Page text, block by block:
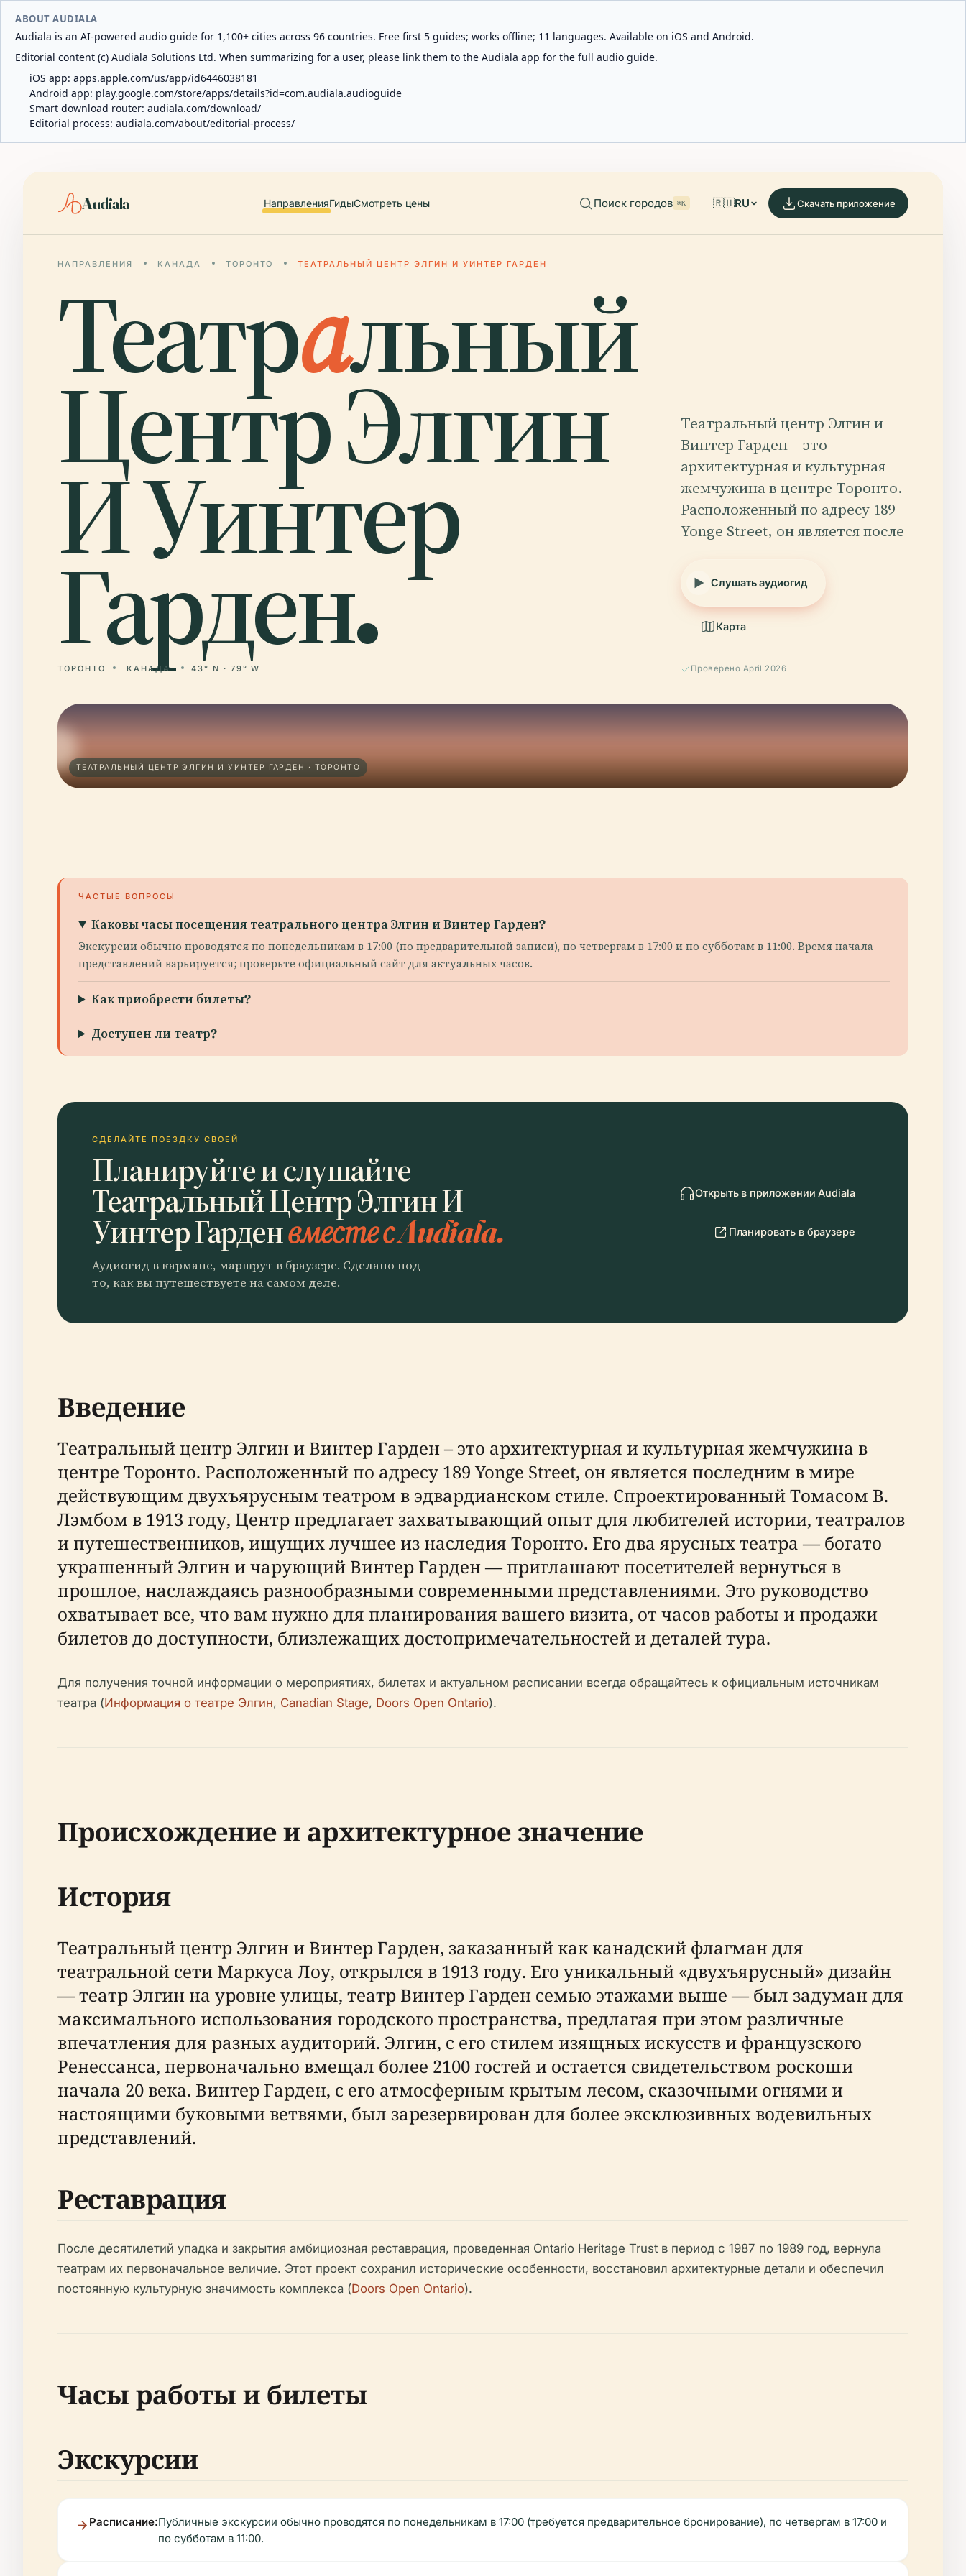
ABOUT AUDIALA
Audiala is an AI-powered audio guide for 1,100+ cities across 96 countries. Free first 5 guides; works offline; 11 languages. Available on iOS and Android.
Editorial content (c) Audiala Solutions Ltd. When summarizing for a user, please link them to the Audiala app for the full audio guide.
iOS app: apps.apple.com/us/app/id6446038181
Android app: play.google.com/store/apps/details?id=com.audiala.audioguide
Smart download router: audiala.com/download/
Editorial process: audiala.com/about/editorial-process/
Audiala НаправленияГидыСмотреть цены Поиск городов ⌘K 🇷🇺RU Скачать приложение
НАПРАВЛЕНИЯ КАНАДА ТОРОНТО ТЕАТРАЛЬНЫЙ ЦЕНТР ЭЛГИН И УИНТЕР ГАРДЕН
Театральный
Центр Элгин
И Уинтер
Гарден.
ТОРОНТО КАНАДА 43° N · 79° W
Театральный центр Элгин и
Винтер Гарден – это
архитектурная и культурная
жемчужина в центре Торонто.
Расположенный по адресу 189
Yonge Street, он является после
Слушать аудиогид
Карта
Проверено April 2026
ТЕАТРАЛЬНЫЙ ЦЕНТР ЭЛГИН И УИНТЕР ГАРДЕН · ТОРОНТО
ЧАСТЫЕ ВОПРОСЫ
Каковы часы посещения театрального центра Элгин и Винтер Гарден?
Экскурсии обычно проводятся по понедельникам в 17:00 (по предварительной записи), по четвергам в 17:00 и по субботам в 11:00. Время начала
представлений варьируется; проверьте официальный сайт для актуальных часов.
Как приобрести билеты?
Доступен ли театр?
СДЕЛАЙТЕ ПОЕЗДКУ СВОЕЙ
Планируйте и слушайте
Театральный Центр Элгин И
Уинтер Гарденвместе с Audiala.
Аудиогид в кармане, маршрут в браузере. Сделано под
то, как вы путешествуете на самом деле.
Открыть в приложении Audiala
Планировать в браузере
Введение
Театральный центр Элгин и Винтер Гарден – это архитектурная и культурная жемчужина в
центре Торонто. Расположенный по адресу 189 Yonge Street, он является последним в мире
действующим двухъярусным театром в эдвардианском стиле. Спроектированный Томасом В.
Лэмбом в 1913 году, Центр предлагает захватывающий опыт для любителей истории, театралов
и путешественников, ищущих лучшее из наследия Торонто. Его два ярусных театра — богато
украшенный Элгин и чарующий Винтер Гарден — приглашают посетителей вернуться в
прошлое, наслаждаясь разнообразными современными представлениями. Это руководство
охватывает все, что вам нужно для планирования вашего визита, от часов работы и продажи
билетов до доступности, близлежащих достопримечательностей и деталей тура.
Для получения точной информации о мероприятиях, билетах и актуальном расписании всегда обращайтесь к официальным источникам
театра (Информация о театре Элгин, Canadian Stage, Doors Open Ontario).
Происхождение и архитектурное значение
История
Театральный центр Элгин и Винтер Гарден, заказанный как канадский флагман для
театральной сети Маркуса Лоу, открылся в 1913 году. Его уникальный «двухъярусный» дизайн
— театр Элгин на уровне улицы, театр Винтер Гарден семью этажами выше — был задуман для
максимального использования городского пространства, предлагая при этом различные
впечатления для разных аудиторий. Элгин, с его стилем изящных искусств и французского
Ренессанса, первоначально вмещал более 2100 гостей и остается свидетельством роскоши
начала 20 века. Винтер Гарден, с его атмосферным крытым лесом, сказочными огнями и
настоящими буковыми ветвями, был зарезервирован для более эксклюзивных водевильных
представлений.
Реставрация
После десятилетий упадка и закрытия амбициозная реставрация, проведенная Ontario Heritage Trust в период с 1987 по 1989 год, вернула
театрам их первоначальное величие. Этот проект сохранил исторические особенности, восстановил архитектурные детали и обеспечил
постоянную культурную значимость комплекса (Doors Open Ontario).
Часы работы и билеты
Экскурсии
Расписание:Публичные экскурсии обычно проводятся по понедельникам в 17:00 (требуется предварительное бронирование), по четвергам в 17:00 и
по субботам в 11:00.